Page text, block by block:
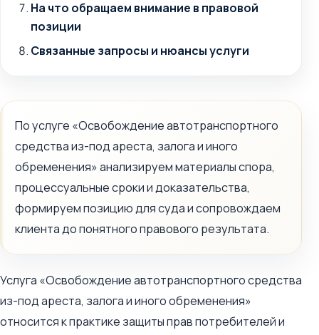
На что обращаем внимание в правовой
позиции
Связанные запросы и нюансы услуги
По услуге «Освобождение автотранспортного
средства из-под ареста, залога и иного
обременения» анализируем материалы спора,
процессуальные сроки и доказательства,
формируем позицию для суда и сопровождаем
клиента до понятного правового результата.
Услуга «Освобождение автотранспортного средства
из-под ареста, залога и иного обременения»
относится к практике защиты прав потребителей и